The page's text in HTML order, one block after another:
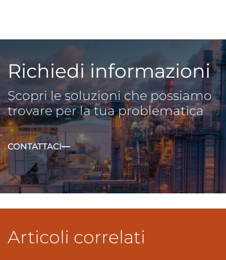
Richiedi informazioni
Scopri le soluzioni che possiamo
trovare per la tua problematica
CONTATTACI
Articoli correlati